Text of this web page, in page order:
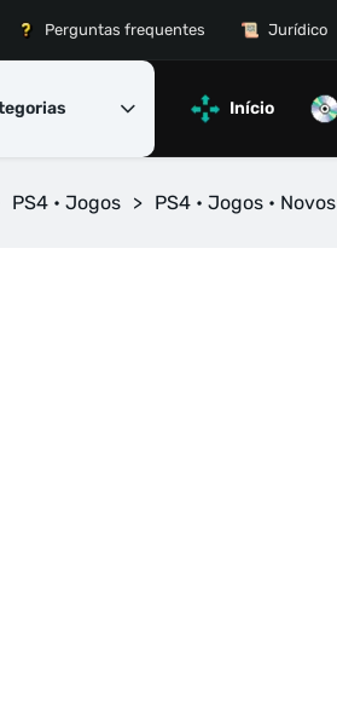
Perguntas frequentes Jurídico
Início
PS4 • Jogos > PS4 • Jogos • Novos